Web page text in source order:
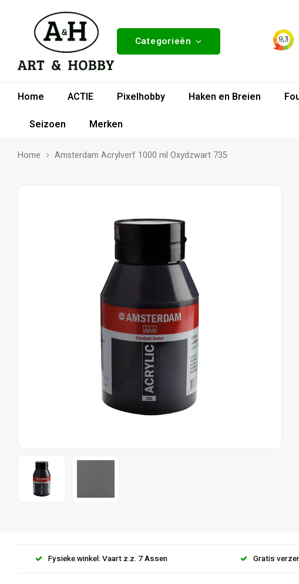
Categorieën
Home ACTIE Pixelhobby Haken en Breien
Seizoen
Merken
Home Amsterdam Acrylverf 1000 ml Oxydzwart 735
Fysieke winkel: Vaart z.z. 7 Assen Gratis